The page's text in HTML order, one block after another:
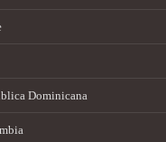
Dominicana